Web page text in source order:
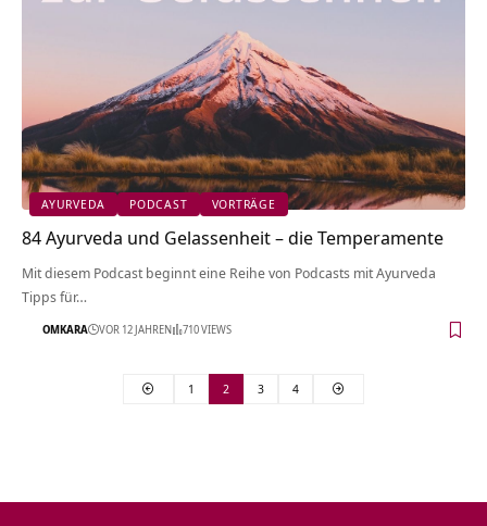
AYURVEDA PODCAST VORTRÄGE
84 Ayurveda und Gelassenheit – die Temperamente
Mit diesem Podcast beginnt eine Reihe von Podcasts mit Ayurveda
Tipps für…
OMKARA VOR 12 JAHREN 710 VIEWS
1 2 3 4